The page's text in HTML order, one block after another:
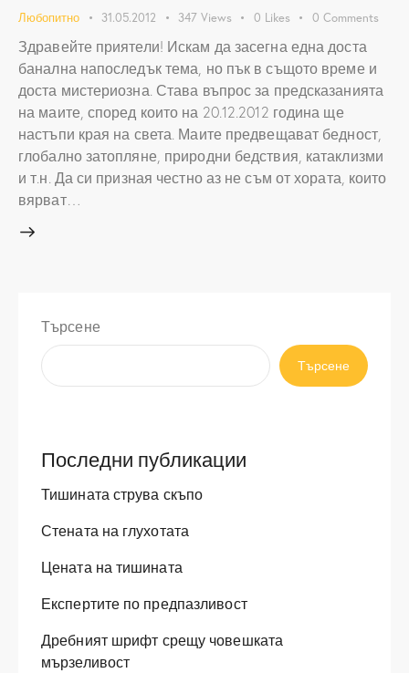
Любопитно 31.05.2012 347 Views 0 Likes 0 Comments
Здравейте приятели! Искам да засегна една доста
банална напоследък тема, но пък в същото време и
доста мистериозна. Става въпрос за предсказанията
на маите, според които на 20.12.2012 година ще
настъпи края на света. Маите предвещават бедност,
глобално затопляне, природни бедствия, катаклизми
и т.н. Да си призная честно аз не съм от хората, които
вярват…
Търсене
Търсене
Последни публикации
Тишината струва скъпо
Стената на глухотата
Цената на тишината
Експертите по предпазливост
Дребният шрифт срещу човешката
мързеливост